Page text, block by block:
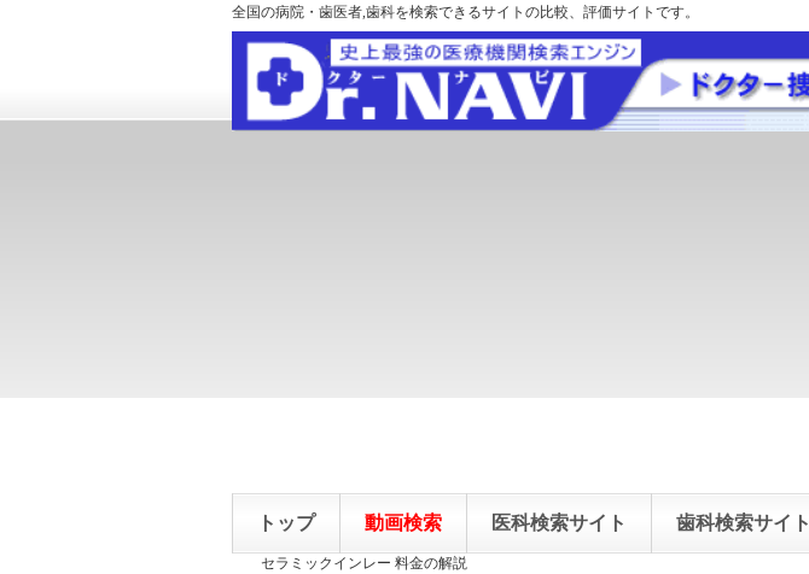
全国の病院・歯医者,歯科を検索できるサイトの比較、評価サイトです。
トップ 動画検索 医科検索サイト 歯科検索サイト
セラミックインレー 料金の解説